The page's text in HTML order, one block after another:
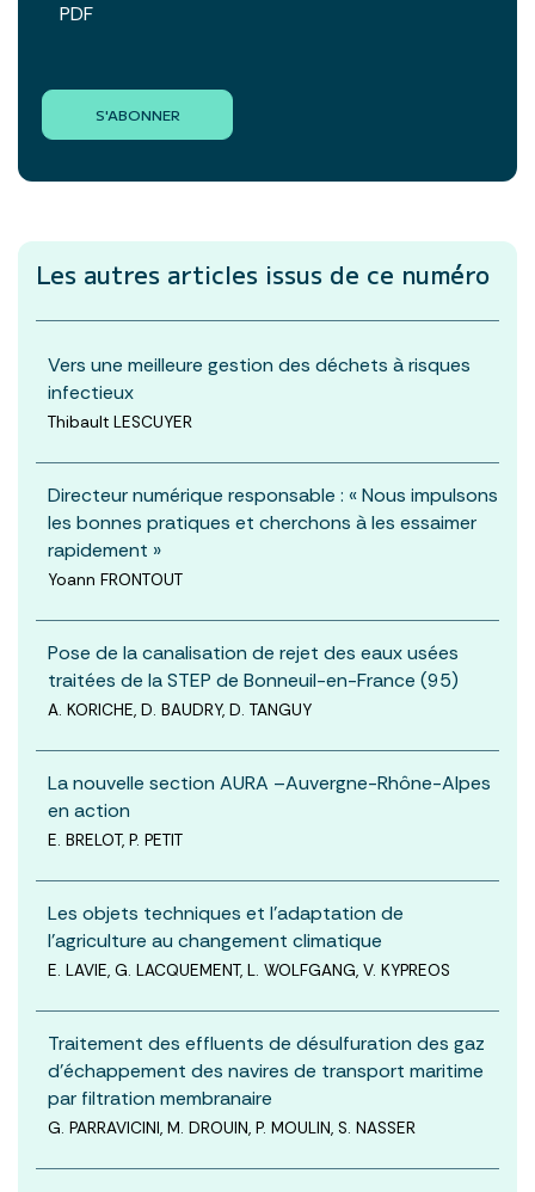
PDF
S'ABONNER
Les autres articles issus de ce numéro
Vers une meilleure gestion des déchets à risques
infectieux
Thibault LESCUYER
Directeur numérique responsable : « Nous impulsons
les bonnes pratiques et cherchons à les essaimer
rapidement »
Yoann FRONTOUT
Pose de la canalisation de rejet des eaux usées
traitées de la STEP de Bonneuil-en-France (95)
A. KORICHE, D. BAUDRY, D. TANGUY
La nouvelle section AURA –Auvergne-Rhône-Alpes
en action
E. BRELOT, P. PETIT
Les objets techniques et l’adaptation de
l’agriculture au changement climatique
E. LAVIE, G. LACQUEMENT, L. WOLFGANG, V. KYPREOS
Traitement des effluents de désulfuration des gaz
d’échappement des navires de transport maritime
par filtration membranaire
G. PARRAVICINI, M. DROUIN, P. MOULIN, S. NASSER